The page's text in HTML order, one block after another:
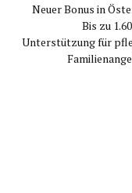
Neuer Bonus in
Bis zu
Unterstützung für